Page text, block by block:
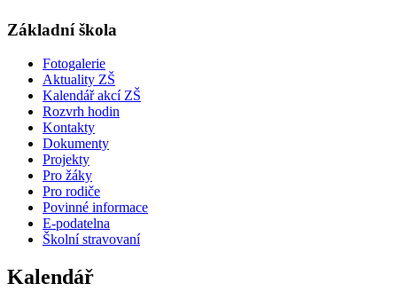
Základní škola
Fotogalerie
Aktuality ZŠ
Kalendář akcí ZŠ
Rozvrh hodin
Kontakty
Dokumenty
Projekty
Pro žáky
Pro rodiče
Povinné informace
E-podatelna
Školní stravovaní
Kalendář